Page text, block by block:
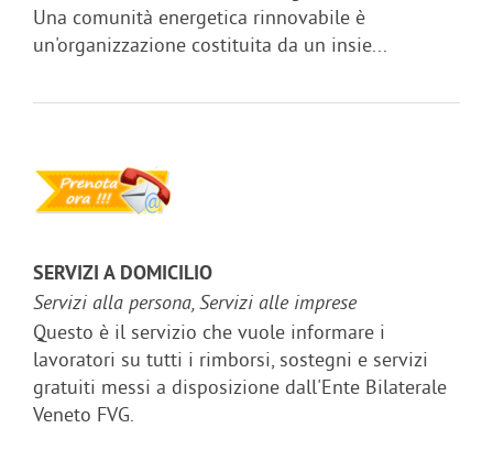
Una comunità energetica rinnovabile è
un'organizzazione costituita da un insie...
SERVIZI A DOMICILIO
Servizi alla persona, Servizi alle imprese
Questo è il servizio che vuole informare i
lavoratori su tutti i rimborsi, sostegni e servizi
gratuiti messi a disposizione dall'Ente Bilaterale
Veneto FVG.